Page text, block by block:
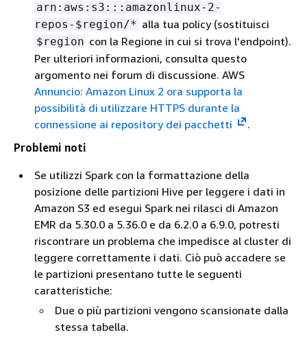
arn:aws:s3:::amazonlinux-2-
repos-$region/* alla tua policy (sostituisci
$region con la Regione in cui si trova l'endpoint).
Per ulteriori informazioni, consulta questo
argomento nei forum di discussione. AWS
Annuncio: Amazon Linux 2 ora supporta la
possibilità di utilizzare HTTPS durante la
connessione ai repository dei pacchetti
.
Problemi noti
Se utilizzi Spark con la formattazione della
posizione delle partizioni Hive per leggere i dati in
Amazon S3 ed esegui Spark nei rilasci di Amazon
EMR da 5.30.0 a 5.36.0 e da 6.2.0 a 6.9.0, potresti
riscontrare un problema che impedisce al cluster di
leggere correttamente i dati. Ciò può accadere se
le partizioni presentano tutte le seguenti
caratteristiche:
Due o più partizioni vengono scansionate dalla
stessa tabella.